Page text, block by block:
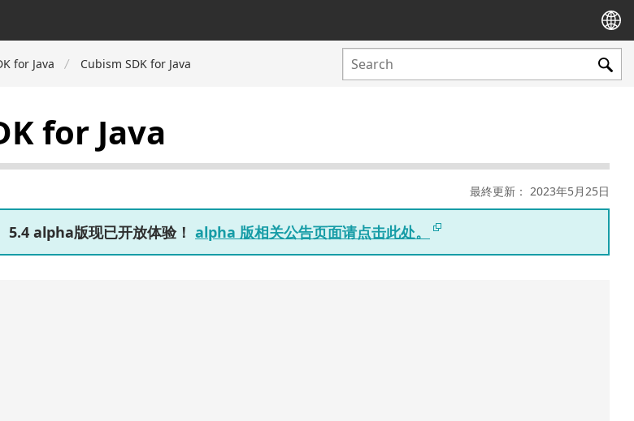
for Java Cubism SDK for Java
for Java
最終更新： 2023年5月25日
5.4 alpha版现已开放体验！ alpha 版相关公告页面请点击此处。